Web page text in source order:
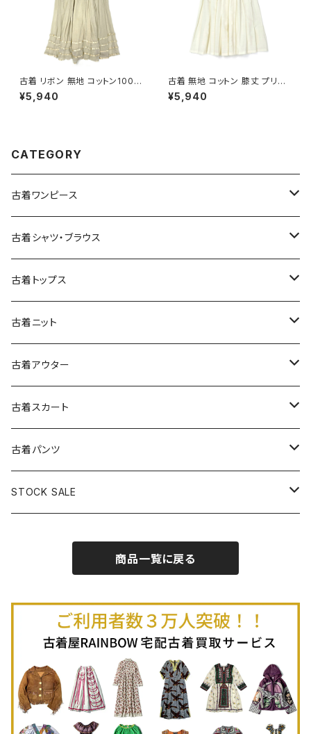
古着 リボン 無地 コットン100％
ロング丈 スカート ベージュ (ba
2607019)
¥5,940
古着 無地 コットン 膝丈 プリー
ツ スカート ベージュ 生成り (b
a2607005)
¥5,940
CATEGORY
古着ワンピース
古着長袖ワンピース
古着半袖ワンピース
古着ノースリーブワンピース
古着キャミソールワンピース
古着ベアトップワンピース
古着オールインワン
古着オーバーオール
古着シャツ・ブラウス
古着長袖シャツ・ブラウス
古着半袖シャツ・ブラウス
古着ノースリーブシャツ・ブラウス
古着トップス
古着スウェット&パーカー
古着スウェット
古着パーカー
古着プルオーバー
古着長袖プルオーバー
古着半袖プルオーバー
古着Ｔシャツ
古着長袖Ｔシャツ
古着半袖Ｔシャツ
古着ベスト
古着キャミソール
古着ポロシャツ
古着長袖ポロシャツ
古着スウェット
古着パーカー
古着タンクトップ
古着ニット
古着セーター
古着カーディガン
古着半袖ニット
古着ニットアウター
古着アウター
古着ライトジャケット
古着ライトコート
古着ヘビージャケット
古着羽織り
古着スカート
古着ロング丈スカート (丈76cm-)
古着膝丈スカート (丈56-75cm)
古着ミニ丈スカート (丈56-75cm)
古着パンツ
古着ロング丈パンツ
STOCK SALE
Autumn / Winter
商品一覧に戻る